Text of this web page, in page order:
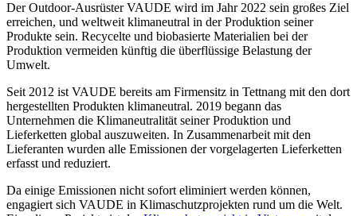
Der Outdoor-Ausrüster VAUDE wird im Jahr 2022 sein großes Ziel
erreichen, und weltweit klimaneutral in der Produktion seiner
Produkte sein. Recycelte und biobasierte Materialien bei der
Produktion vermeiden künftig die überflüssige Belastung der
Umwelt.
Seit 2012 ist VAUDE bereits am Firmensitz in Tettnang mit den dort
hergestellten Produkten klimaneutral. 2019 begann das
Unternehmen die Klimaneutralität seiner Produktion und
Lieferketten global auszuweiten. In Zusammenarbeit mit den
Lieferanten wurden alle Emissionen der vorgelagerten Lieferketten
erfasst und reduziert.
Da einige Emissionen nicht sofort eliminiert werden können,
engagiert sich VAUDE in Klimaschutzprojekten rund um die Welt.